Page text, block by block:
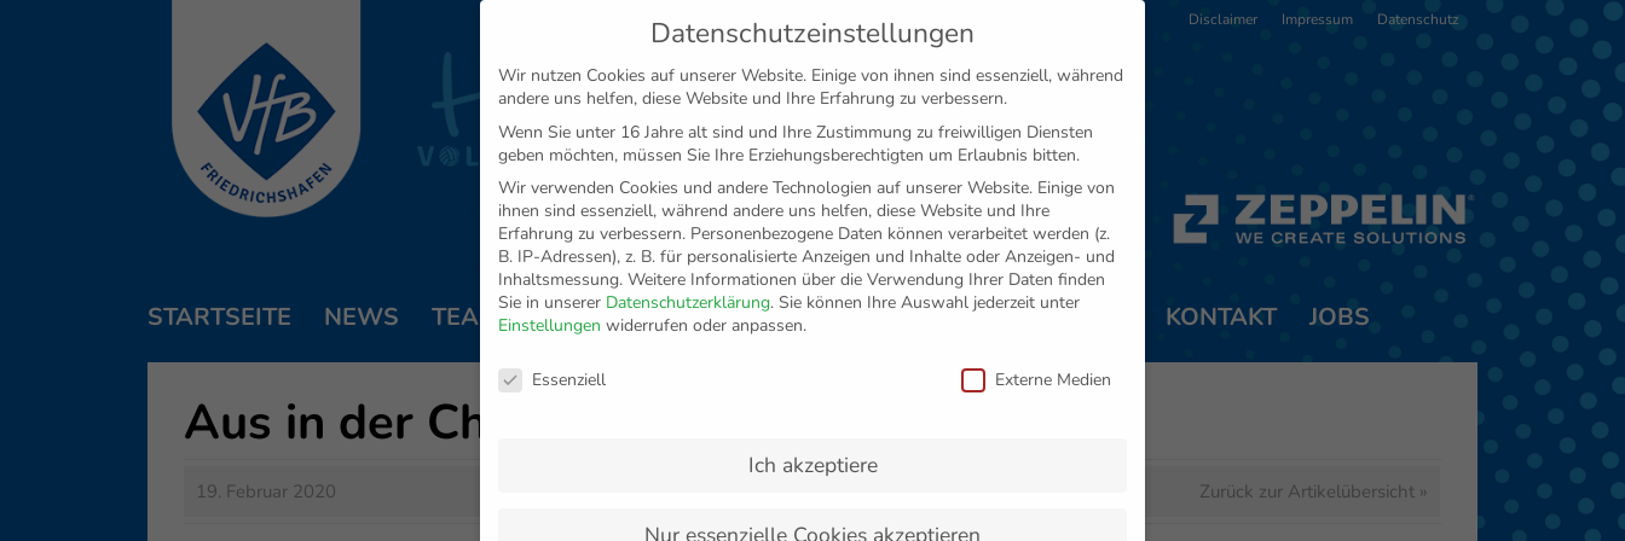
Disclaimer Impressum Datenschutz
STARTSEITE NEWS TEAM TICKETS FANSHOP VFB MEDIEN PARTNER KONTAKT JOBS
Aus in der Champions League
19. Februar 2020 Zurück zur Artikelübersicht »
Datenschutzeinstellungen
Wir nutzen Cookies auf unserer Website. Einige von ihnen sind essenziell, während
andere uns helfen, diese Website und Ihre Erfahrung zu verbessern.
Wenn Sie unter 16 Jahre alt sind und Ihre Zustimmung zu freiwilligen Diensten
geben möchten, müssen Sie Ihre Erziehungsberechtigten um Erlaubnis bitten.
Wir verwenden Cookies und andere Technologien auf unserer Website. Einige von
ihnen sind essenziell, während andere uns helfen, diese Website und Ihre
Erfahrung zu verbessern. Personenbezogene Daten können verarbeitet werden (z.
B. IP-Adressen), z. B. für personalisierte Anzeigen und Inhalte oder Anzeigen- und
Inhaltsmessung. Weitere Informationen über die Verwendung Ihrer Daten finden
Sie in unserer Datenschutzerklärung. Sie können Ihre Auswahl jederzeit unter
Einstellungen widerrufen oder anpassen.
Datenschutzeinstellungen
Essenziell Externe Medien
Ich akzeptiere
Nur essenzielle Cookies akzeptieren